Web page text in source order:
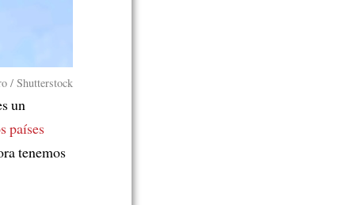
/ Shutterstock
un
países
tenemos